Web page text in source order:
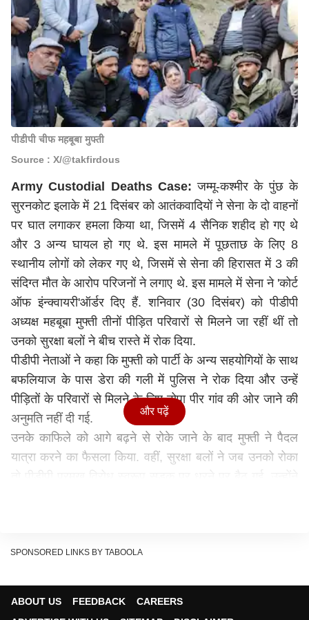
पीडीपी चीफ महबूबा मुफ्ती
Source : X/@takfirdous
Army Custodial Deaths Case:जम्‍मू-कश्‍मीर के पुंछ के
सुरनकोट इलाके में 21 दिसंबर को आतंकवादियों ने सेना के दो वाहनों
पर घात लगाकर हमला क‍िया था, ज‍िसमें 4 सैनिक शहीद हो गए थे
और 3 अन्य घायल हो गए थे. इस मामले में पूछताछ के ल‍िए 8
स्थानीय लोगों को लेकर गए थे, ज‍िसमें से सेना की ह‍िरासत में 3 की
संद‍िग्‍त मौत के आरोप पर‍िजनों ने लगाए थे. इस मामले में सेना ने 'कोर्ट
ऑफ इंन्‍क्‍वायरी'ऑर्डर द‍िए हैं. शनिवार (30 द‍िसंबर) को पीडीपी
अध्यक्ष महबूबा मुफ्ती तीनों पीड़‍ित पर‍िवारों से म‍िलने जा रहीं थीं तो
उनको सुरक्षा बलों ने बीच रास्‍ते में रोक द‍िया.
पीडीपी नेताओं ने कहा कि मुफ्ती को पार्टी के अन्य सहयोगियों के साथ
बफलियाज के पास डेरा की गली में पुलिस ने रोक द‍िया और उन्हें
पीड़ितों के परिवारों से मिलने के लिए टोपा पीर गांव की ओर जाने की
अनुमति नहीं दी गई.
उनके काफिले को आगे बढ़ने से रोके जाने के बाद मुफ्ती ने पैदल
यात्रा करने का फैसला किया. वहीं, सुरक्षा बलों ने जब उनको रोका
security reasons.https://t.co/3g8XoXE6br
और पढ़ें
SPONSORED LINKS BY TABOOLA
ABOUT US FEEDBACK
CAREERS